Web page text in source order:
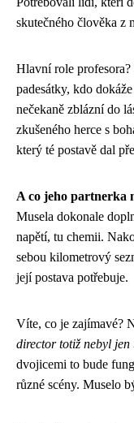
skutečného člověka z
Hlavní role
padesátky, kdo
nečekaně zblázní do
zkušeného herce s
který té postavě dal
A co jeho partnerka
Musela dokonale
napětí, tu chemii.
sebou kilometrový
její postava potřebuje.
Víte, co je zajímavé?
director totiž nebyl jen
dvojicemi to bude
různé scény. Muselo